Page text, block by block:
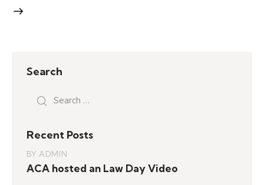
Search
Search
for:
Recent Posts
BY ADMIN
ACA hosted an Law Day Video